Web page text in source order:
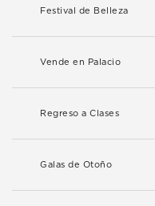
Festival de Belleza
Vende en Palacio
Regreso a Clases
Galas de Otoño